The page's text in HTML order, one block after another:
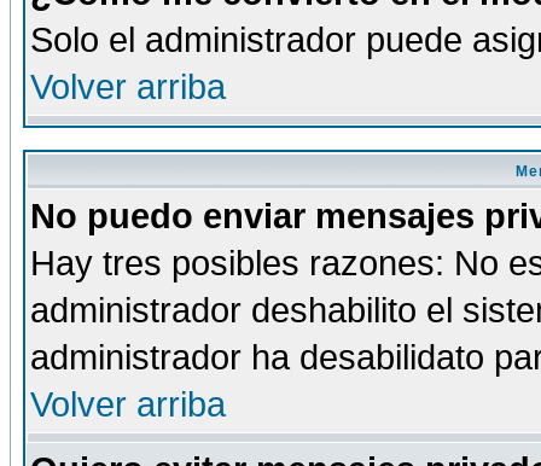
Solo el administrador puede
Volver arriba
No puedo enviar mensajes
Hay tres posibles razones: No
administrador deshabilito el
administrador ha desabilidato
Volver arriba